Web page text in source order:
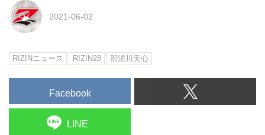
2021-06-02
RIZINニュース RIZIN28 那須川天心
Facebook
LINE